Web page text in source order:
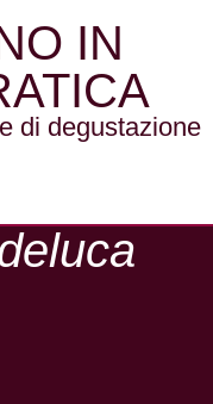
IN
di degustazione